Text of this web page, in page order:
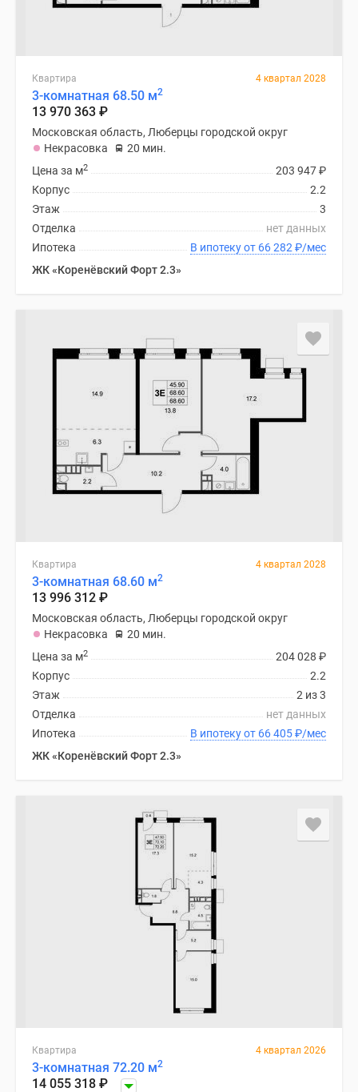
Квартира 4 квартал 2028
3-комнатная 68.50 м2
13 970 363 ₽
Московская область, Люберцы городской округ
Некрасовка
20 мин.
203 947₽
Цена за м2
2.2
Корпус
3
Этаж
нет данных
Отделка
В ипотеку от 66 282 ₽/мес
Ипотека
ЖК «Коренёвский Форт 2.3»
Квартира 4 квартал 2028
3-комнатная 68.60 м2
13 996 312 ₽
Московская область, Люберцы городской округ
Некрасовка
20 мин.
204 028 ₽
Цена за м2
2.2
Корпус
2 из 3
Этаж
нет данных
Отделка
В ипотеку от 66 405₽/мес
Ипотека
ЖК «Коренёвский Форт 2.3»
Квартира 4 квартал 2026
3-комнатная 72.20 м2
14 055 318 ₽